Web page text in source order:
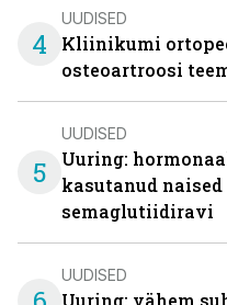
4
UUDISED
Kliinikumi
osteoartroosi
5
UUDISED
Uuring:
kasutanud
semaglutiidiravi
UUDISED
Uuring: vähem